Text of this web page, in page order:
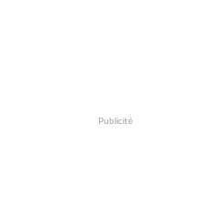
Publicité